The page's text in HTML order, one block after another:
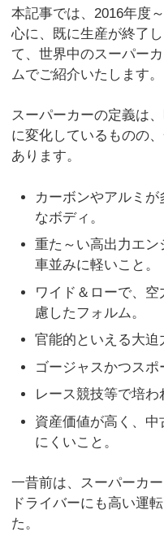
本記事では、2016年度
心に、既に生産が終了
て、世界中のスーパー
ムでご紹介いたします。
スーパーカーの定義は
に変化しているものの
あります。
カーボンやアルミ
なボディ。
重た～い高出力エ
車並みに軽いこと。
ワイド＆ローで、
慮したフォルム。
官能的といえる大迫
ゴージャスかつスポ
レース競技等で培わ
資産価値が高く、
にくいこと。
一昔前は、スーパーカ
ドライバーにも高い運
た。